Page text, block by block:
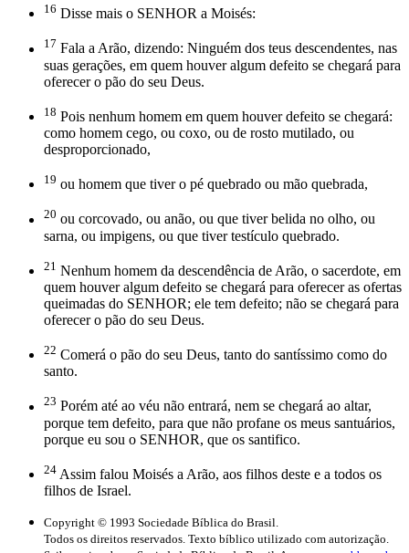
16 Disse mais o SENHOR a Moisés:
17 Fala a Arão, dizendo: Ninguém dos teus descendentes, nas
suas gerações, em quem houver algum defeito se chegará para
oferecer o pão do seu Deus.
18 Pois nenhum homem em quem houver defeito se chegará:
como homem cego, ou coxo, ou de rosto mutilado, ou
desproporcionado,
19 ou homem que tiver o pé quebrado ou mão quebrada,
20 ou corcovado, ou anão, ou que tiver belida no olho, ou
sarna, ou impigens, ou que tiver testículo quebrado.
21 Nenhum homem da descendência de Arão, o sacerdote, em
quem houver algum defeito se chegará para oferecer as ofertas
queimadas do SENHOR; ele tem defeito; não se chegará para
oferecer o pão do seu Deus.
22 Comerá o pão do seu Deus, tanto do santíssimo como do
santo.
23 Porém até ao véu não entrará, nem se chegará ao altar,
porque tem defeito, para que não profane os meus santuários,
porque eu sou o SENHOR, que os santifico.
24 Assim falou Moisés a Arão, aos filhos deste e a todos os
filhos de Israel.
Copyright © 1993 Sociedade Bíblica do Brasil.
Todos os direitos reservados. Texto bíblico utilizado com autorização.